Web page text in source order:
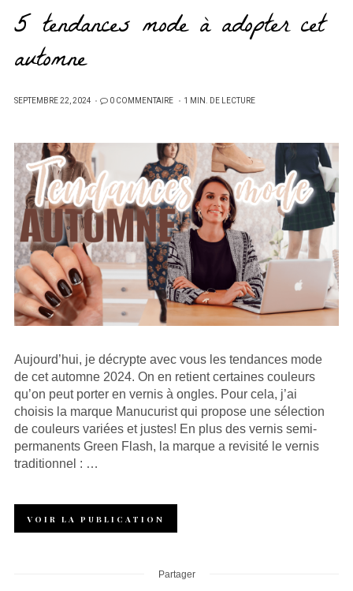
5 tendances mode à adopter cet
automne
PUBLIÉ
SEPTEMBRE 22, 2024 0 COMMENTAIRE 1 MIN. DE LECTURE
Aujourd’hui, je décrypte avec vous les tendances mode
de cet automne 2024. On en retient certaines couleurs
qu’on peut porter en vernis à ongles. Pour cela, j’ai
choisis la marque Manucurist qui propose une sélection
de couleurs variées et justes! En plus des vernis semi-
permanents Green Flash, la marque a revisité le vernis
traditionnel : …
VOIR LA PUBLICATION
Partager